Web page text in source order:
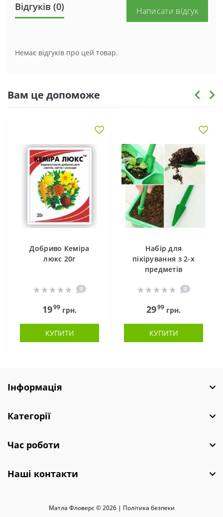
Відгуків (0) Написати відгук
Немає відгуків про цей товар.
Вам це допоможе
Добриво Кеміра
люкс 20г
0
1999 грн.
КУПИТИ
Набір для
пікірування з 2-х
предметів
0
2999 грн.
КУПИТИ
Інформація
Категорії
Час роботи
Наші контакти
Матла Фловерс © 2026 | Полiтика безпеки